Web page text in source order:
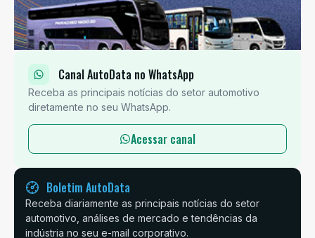
Canal AutoData no WhatsApp
Receba as principais notícias do setor automotivo
diretamente no seu WhatsApp.
Acessar canal
Boletim AutoData
Receba diariamente as principais notícias do setor
automotivo, análises de mercado e tendências da
indústria no seu e-mail corporativo.